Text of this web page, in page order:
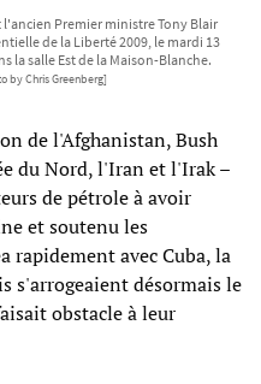
Premier ministre Tony Blair
de la Liberté 2009, le mardi 13
la salle Est de la Maison-Blanche.
by Chris Greenberg]
de l'Afghanistan, Bush
du Nord, l'Iran et l'Irak –
de pétrole à avoir
et soutenu les
rapidement avec Cuba, la
s'arrogeaient désormais le
obstacle à leur